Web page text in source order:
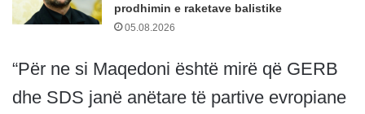
prodhimin e raketave balistike
05.08.2026
“Për ne si Maqedoni është mirë që GERB
dhe SDS janë anëtare të partive evropiane